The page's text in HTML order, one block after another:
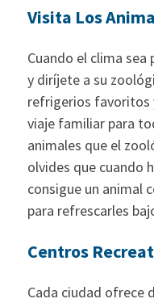
Visita Los
Cuando el clima
y diríjete a su
refrigerios favoritos
viaje familiar para
animales que el
olvides que cuando
consigue un animal
para refrescarles
Centros
Cada ciudad ofrece